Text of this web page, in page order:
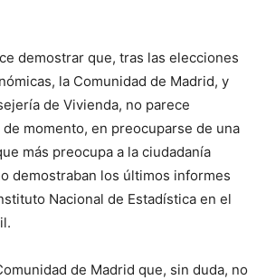
demostrar que, tras las elecciones
la Comunidad de Madrid, y
de Vivienda, no parece
momento, en preocuparse de una
más preocupa a la ciudadanía
demostraban los últimos informes
Nacional de Estadística en el
de Madrid que, sin duda, no